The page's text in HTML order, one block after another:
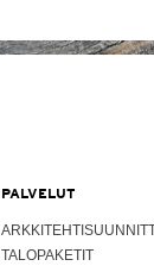
PALVELUT
TALOPAKETIT